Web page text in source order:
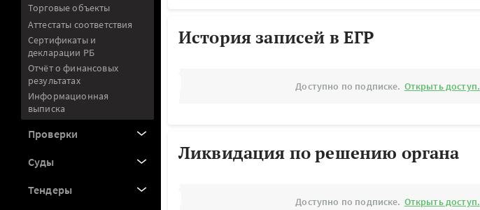
Торговые объекты
Аттестаты соответствия
Сертификаты и
декларации РБ
Отчёт о финансовых
результатах
Информационная
выписка
Проверки
Суды
Тендеры
История записей в ЕГР
Доступно по подписке. Открыть доступ.
Ликвидация по решению органа
Доступно по подписке. Открыть доступ.